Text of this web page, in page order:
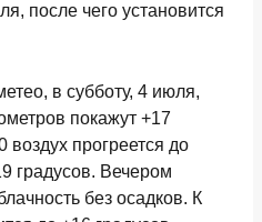
после чего установится
в субботу, 4 июля,
покажут +17
воздух прогреется до
градусов. Вечером
без осадков. К